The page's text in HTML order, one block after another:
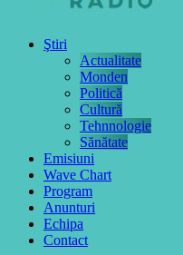
Ştiri
Actualitate
Monden
Politică
Cultură
Tehnnologie
Sănătate
Emisiuni
Wave Chart
Program
Anunturi
Echipa
Contact